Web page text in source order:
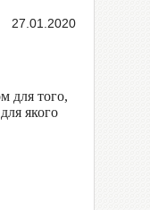
27.01.2020
для того,
якого